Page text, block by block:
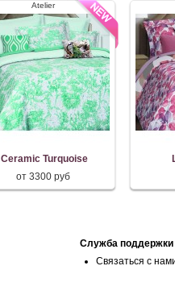
Atelier
Ceramic Turquoise
от 3300 руб
Служба поддержки
Связаться с